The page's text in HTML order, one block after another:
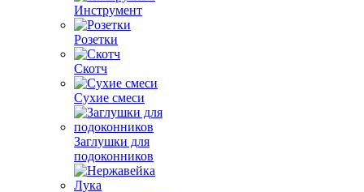
Инструмент
Розетки
Скотч
Сухие смеси
Заглушки для
подоконников